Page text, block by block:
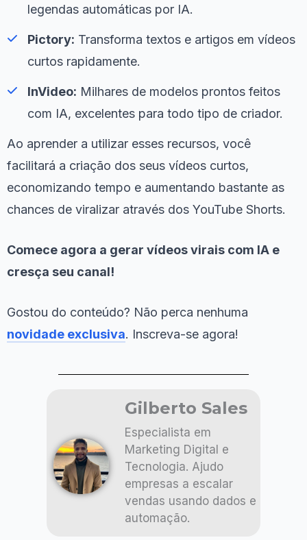
legendas automáticas por IA.
Pictory: Transforma textos e artigos em vídeos
curtos rapidamente.
InVideo: Milhares de modelos prontos feitos
com IA, excelentes para todo tipo de criador.
Ao aprender a utilizar esses recursos, você
facilitará a criação dos seus vídeos curtos,
economizando tempo e aumentando bastante as
chances de viralizar através dos YouTube Shorts.
Comece agora a gerar vídeos virais com IA e
cresça seu canal!
Gostou do conteúdo? Não perca nenhuma
novidade exclusiva. Inscreva-se agora!
Gilberto Sales
Especialista em
Marketing Digital e
Tecnologia. Ajudo
empresas a escalar
vendas usando dados e
automação.